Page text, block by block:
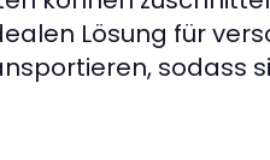
Lösung für
sodass